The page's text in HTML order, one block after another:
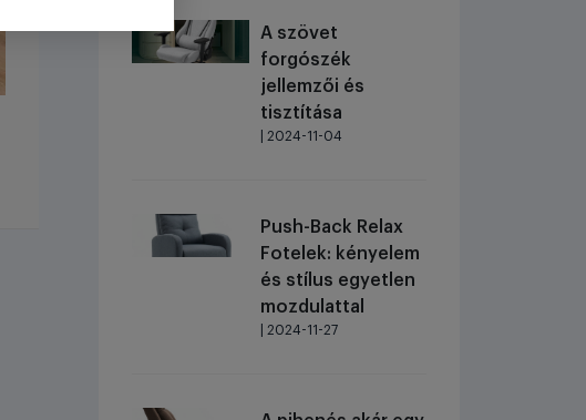
A szövet
forgószék
jellemzői és
tisztítása
| 2024-11-04
Push-Back Relax
Fotelek: kényelem
és stílus egyetlen
mozdulattal
| 2024-11-27